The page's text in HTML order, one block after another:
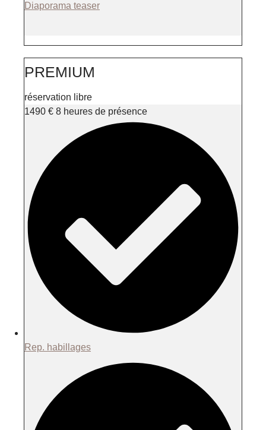
Diaporama teaser
PREMIUM
réservation libre
1490 € 8 heures de présence
Rep. habillages